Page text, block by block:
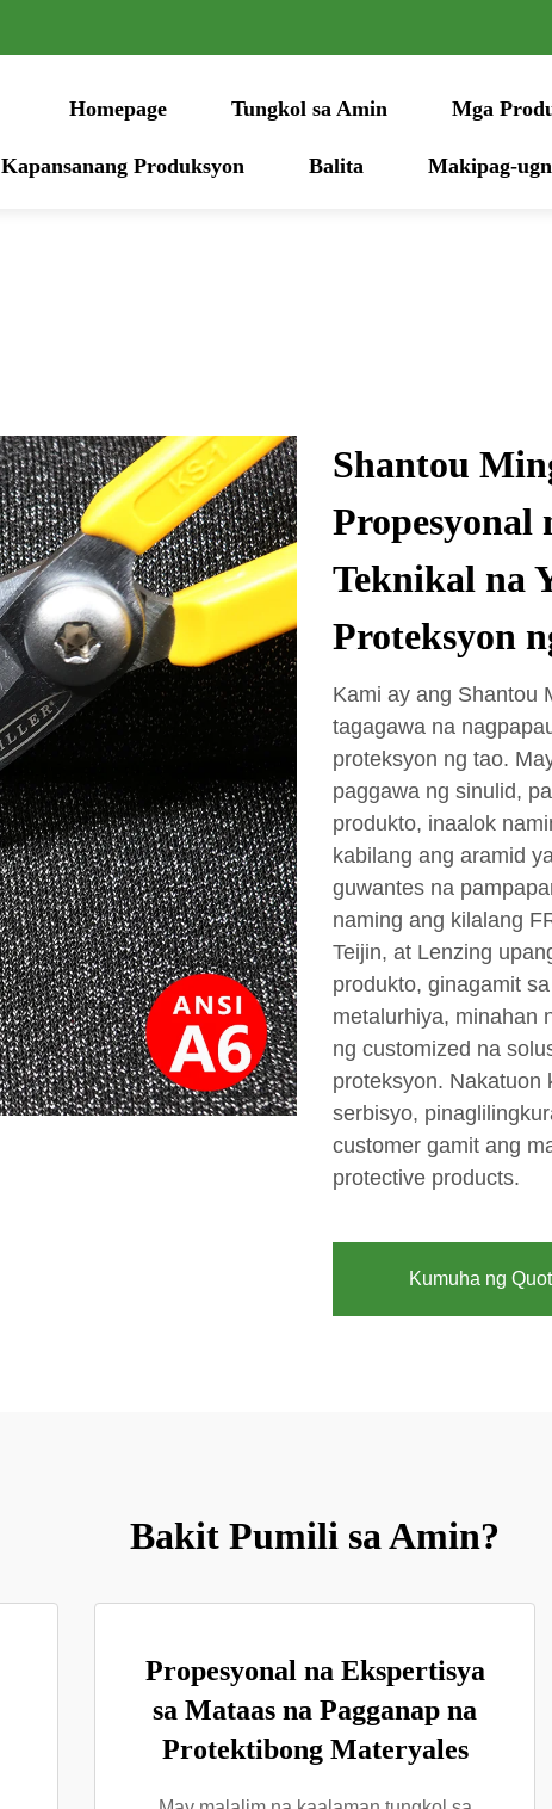
Homepage Tungkol sa Amin Mga
Kapansanang Produksyon Balita Makipag-
Shantou
Propesyonal
Teknikal na
Proteksyon
Kami ay ang Shantou
tagagawa na
proteksyon ng tao.
paggawa ng sinulid,
produkto, inaalok
kabilang ang aramid
guwantes na
naming ang kilalang
Teijin, at Lenzing
produkto, ginagamit
metalurhiya, minahan
ng customized na
proteksyon. Nakatuon
serbisyo,
customer gamit ang
protective products.
Kumuha ng
Bakit Pumili sa Amin?
Propesyonal na Ekspertisya
sa Mataas na Pagganap na
Protektibong Materyales